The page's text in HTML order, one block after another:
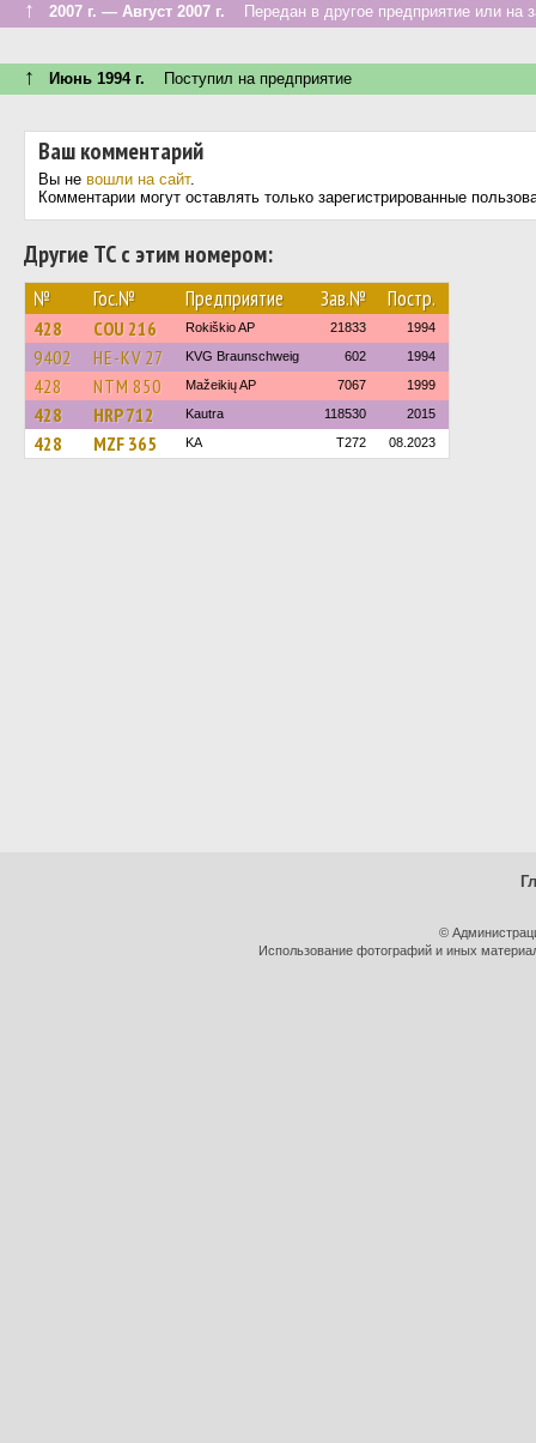
↑ 2007 г. — Август 2007 г. Передан в другое предприятие или на
↑ Июнь 1994 г. Поступил на предприятие
Ваш комментарий
Вы не вошли на сайт.
Комментарии могут оставлять только зарегистрированные
Другие ТС с этим номером:
№ Гос.№ Предприятие Зав.№ Постр.
428 COU 216 Rokiškio AP 21833 1994
9402 HE-KV 27 KVG Braunschweig 602 1994
428 NTM 850 Mažeikių AP 7067 1999
428 HRP 712 Kautra 118530 2015
428 MZF 365 KA T272 08.2023
©
Использование фотографий и иных